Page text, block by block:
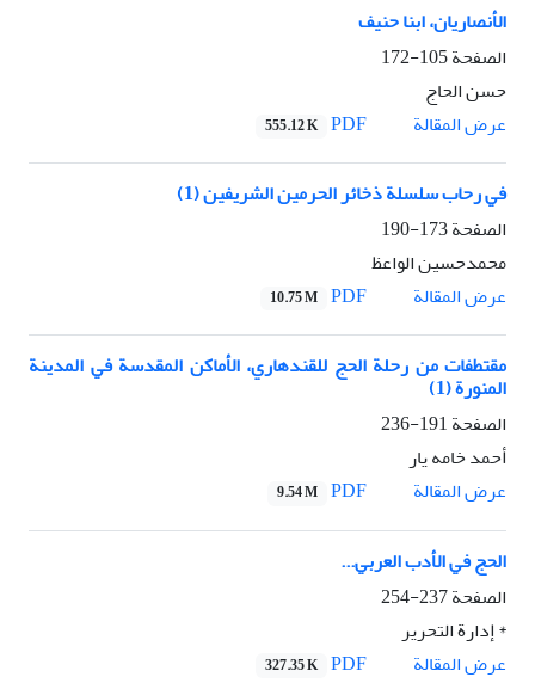
الأنصاريان، ابنا حنيف
الصفحة105-172
حسن الحاج
عرض المقالة
555.12 K
في رحاب سلسلة ذخائر الحرمين الشريفين (1)
الصفحة173-190
محمدحسين الواعظ
عرض المقالة
10.75 M
مقتطفات من رحلة الحج للقندهاري، الأماکن المقدسة في المدينة
المنورة (1)
الصفحة191-236
أحمد خامه يار
عرض المقالة
9.54 M
الحج في الأدب العربي...
الصفحة237-254
* إدارة التحرير
عرض المقالة
327.35 K